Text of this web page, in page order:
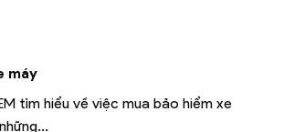
máy
tìm hiểu về việc mua bảo hiểm xe